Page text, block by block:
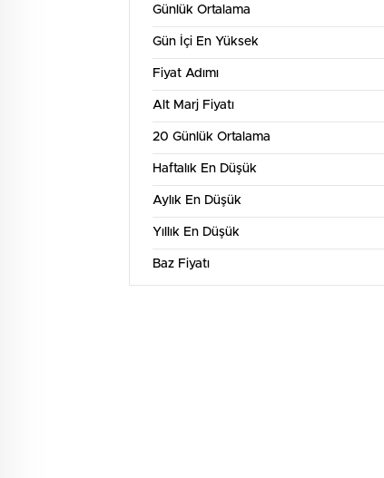
Günlük Ortalama
Gün İçi En Yüksek
Fiyat Adımı
Alt Marj Fiyatı
20 Günlük Ortalama
Haftalık En Düşük
Aylık En Düşük
Yıllık En Düşük
Baz Fiyatı